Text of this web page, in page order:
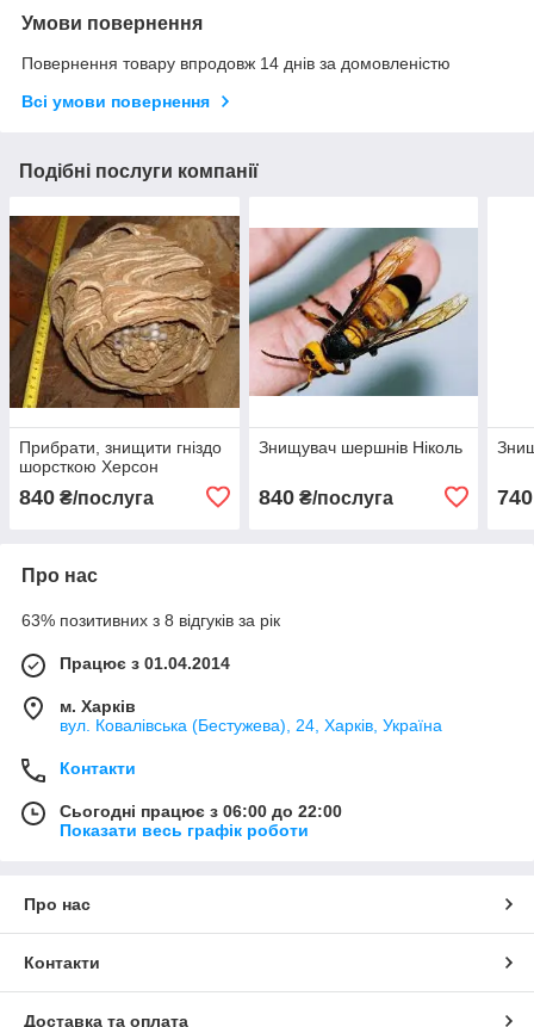
Умови повернення
Повернення товару впродовж 14 днів за домовленістю
Всі умови повернення
Подібні послуги компанії
Прибрати, знищити гніздо
шорсткою Херсон
840 ₴/послуга
Знищувач шершнів Ніколь
840₴/послуга 740
Про нас
63% позитивних з 8 відгуків за рік
Працює з 01.04.2014
м. Харків
вул. Ковалівська (Бестужева), 24, Харків, Україна
Контакти
Сьогодні працює з 06:00 до 22:00
Показати весь графік роботи
Про нас
Контакти
Доставка та оплата